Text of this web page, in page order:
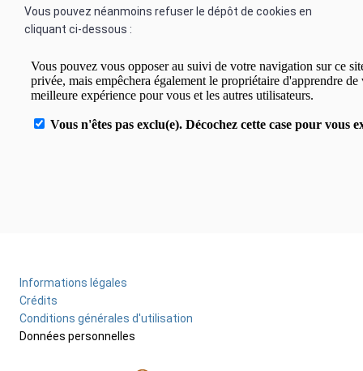
Vous pouvez néanmoins refuser le dépôt de cookies en
cliquant ci-dessous :
Menu
Pied
de
Informations légales
Crédits
Conditions générales d'utilisation
Données personnelles